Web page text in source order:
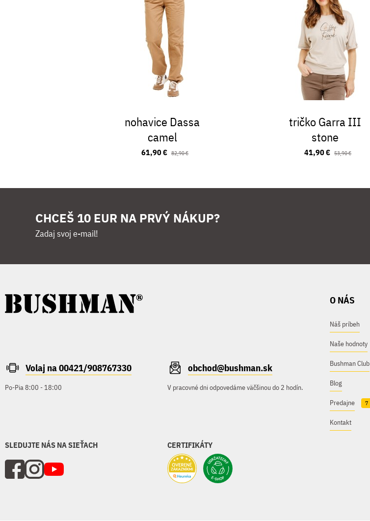
nohavice Dassa
camel
61,90 € 82,90 €
tričko Garra III
stone
41,90 € 53,90 €
CHCEŠ 10 EUR NA PRVÝ NÁKUP?
Zadaj svoj e-mail!
Volaj na 00421/908767330
Po-Pia 8:00 - 18:00
obchod@bushman.sk
V pracovné dni odpovedáme väčšinou do 2 hodín.
SLEDUJTE NÁS NA SIEŤACH CERTIFIKÁTY
O NÁS
Náš príbeh
Naše hodnoty
Bushman Club
Blog
Predajne 7
Kontakt